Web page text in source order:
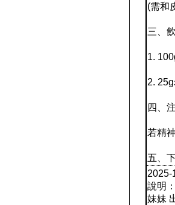
(需和
三、
1.
2. 25g
四、
若精
五、
2025-
說明：
妹妹